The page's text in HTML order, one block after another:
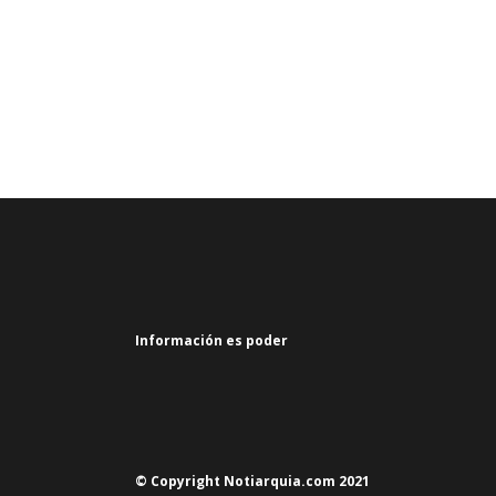
Información es poder
© Copyright Notiarquia.com 2021